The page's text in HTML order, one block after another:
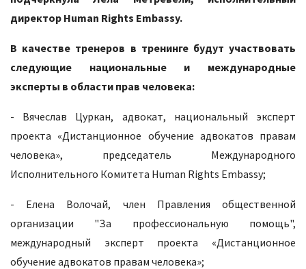
директор Human Rights Embassy.
В качестве тренеров в тренинге будут участвовать
следующие национальные и международные
эксперты в области прав человека:
- Вячеслав Цуркан, адвокат, национальный эксперт
проекта «Дистанционное обучение адвокатов правам
человека», председатель Международного
Исполнительного Комитета Human Rights Embassy;
- Елена Волочай, член Правления общественной
организации "За профессиональную помощь",
международный эксперт проекта «Дистанционное
обучение адвокатов правам человека»;